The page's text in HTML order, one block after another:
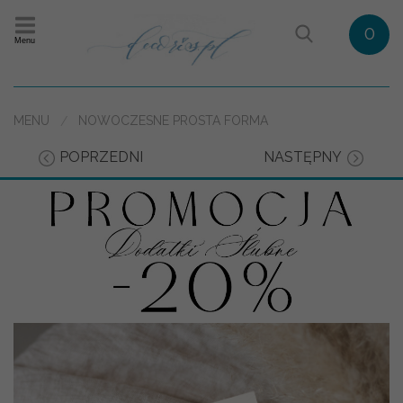
Menu 0
MENU NOWOCZESNE PROSTA FORMA
POPRZEDNI NASTĘPNY